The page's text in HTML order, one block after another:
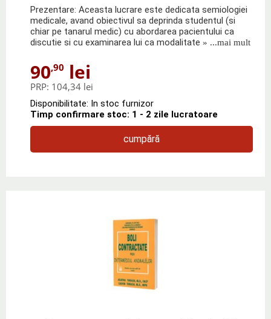
Prezentare: Aceasta lucrare este dedicata semiologiei
medicale, avand obiectivul sa deprinda studentul (si
chiar pe tanarul medic) cu abordarea pacientului ca
discutie si cu examinarea lui ca modalitate » ...mai mult
90,90 lei
PRP: 104,34 lei
Disponibilitate: In stoc furnizor
Timp confirmare stoc: 1 - 2 zile lucratoare
cumpără